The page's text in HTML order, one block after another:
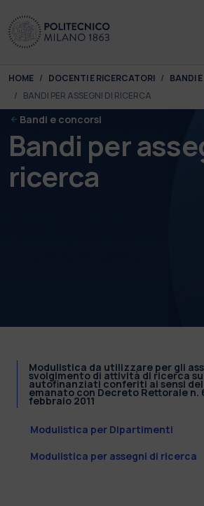
You are here:
HOME DOCENTI E RICERCATORI
BANDI
BANDI PER ASSEGNI DI RICERCA
Bandi e concorsi
Bandi per
ricerca
Modulistica da utilizzare per gli
svolgimento di attività di ricerca
autofinanziati conferiti ai sensi
emanato con Decreto Rettorale n.
febbraio 2011
Modulistica per Dipartimenti
Modulistica per assegni di ricerca